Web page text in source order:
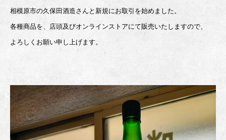
相模原市の久保田酒造さんと新規にお取引を始めました。
各種商品を、店頭及びオンラインストアにて販売いたしますので、
よろしくお願い申し上げます。